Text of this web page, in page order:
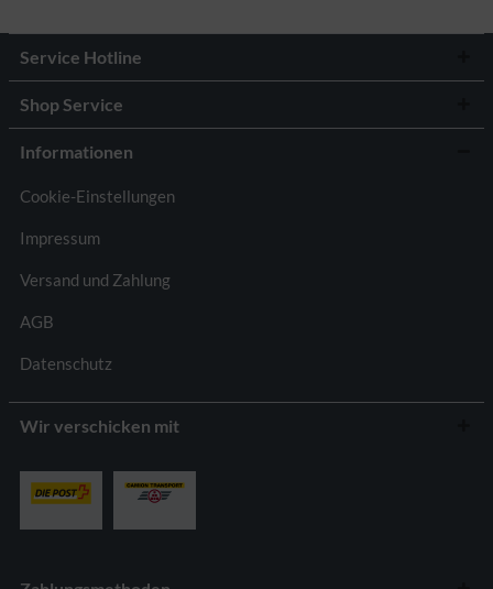
Service Hotline
Shop Service
Informationen
Cookie-Einstellungen
Impressum
Versand und Zahlung
AGB
Datenschutz
Wir verschicken mit